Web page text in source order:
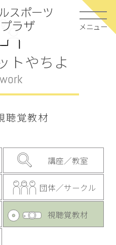
メニュー
トやちよ
聴覚教材
講座／教室
団体／サークル
視聴覚教材